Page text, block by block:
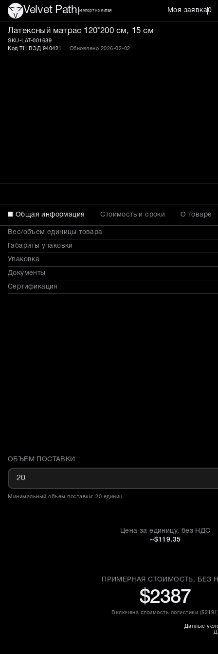
Velvet Path Импорт из Китая Моя заявка0
Латексный матрас
Латексный матрас 120*200 см, 15 см
SKU-LAT-001689
Код ТН ВЭД 940421
Обновлено 2026-02-02
Общая информация Стоимость и сроки О товаре
Вес/объем единицы товара
Габариты упаковки
Упаковка
Документы
Сертификация
Доставка и объем поставки
ОБЪЕМ ПОСТАВКИ
Минимальный объем поставки: 20 единиц
Цена за единицу, без НДС
~$119.35
ПРИМЕРНАЯ СТОИМОСТЬ, БЕЗ
$2387
Включена стоимость логистики ($2191
Данные